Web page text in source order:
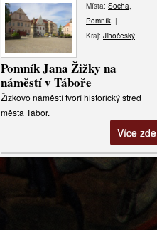
Místa: Socha,
Pomník, |
Kraj: Jihočeský
Pomník Jana Žižky na
náměstí v Táboře
Žižkovo náměstí tvoří historický střed
města Tábor.
Více zde